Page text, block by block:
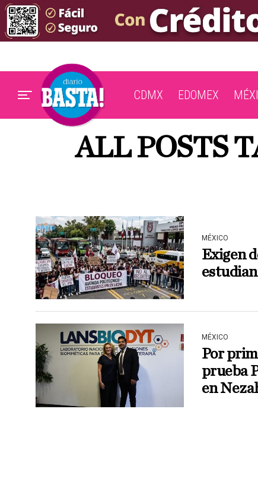
CDMX EDOMEX
ALL POSTS
MÉXICO
Exigen
MÉXICO
Por
prueba
en